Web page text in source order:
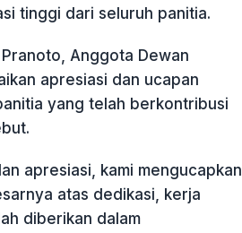
tinggi dari seluruh panitia.
Anggota Dewan
apresiasi dan ucapan
yang telah berkontribusi
apresiasi, kami mengucapkan
atas dedikasi, kerja
diberikan dalam